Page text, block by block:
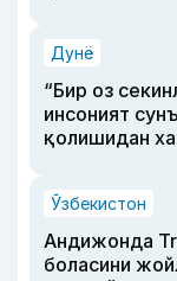
Дунё
“Бир оз
инсоният
қолишидан
Ўзбекистон
Андижонда
боласини